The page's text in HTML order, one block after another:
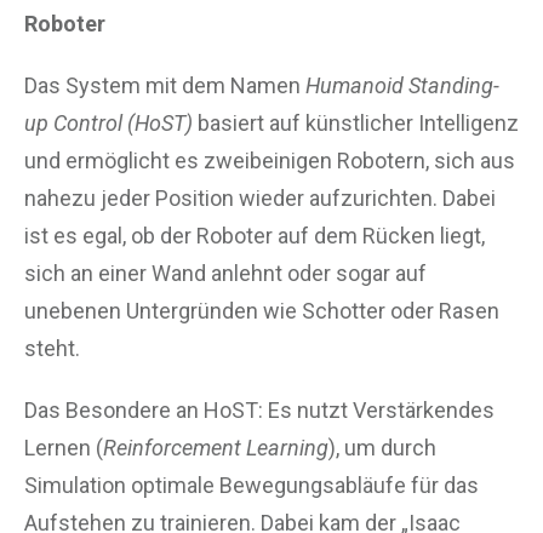
Roboter
Das System mit dem Namen Humanoid Standing-
up Control (HoST) basiert auf künstlicher Intelligenz
und ermöglicht es zweibeinigen Robotern, sich aus
nahezu jeder Position wieder aufzurichten. Dabei
ist es egal, ob der Roboter auf dem Rücken liegt,
sich an einer Wand anlehnt oder sogar auf
unebenen Untergründen wie Schotter oder Rasen
steht.
Das Besondere an HoST: Es nutzt Verstärkendes
Lernen (Reinforcement Learning), um durch
Simulation optimale Bewegungsabläufe für das
Aufstehen zu trainieren. Dabei kam der „Isaac